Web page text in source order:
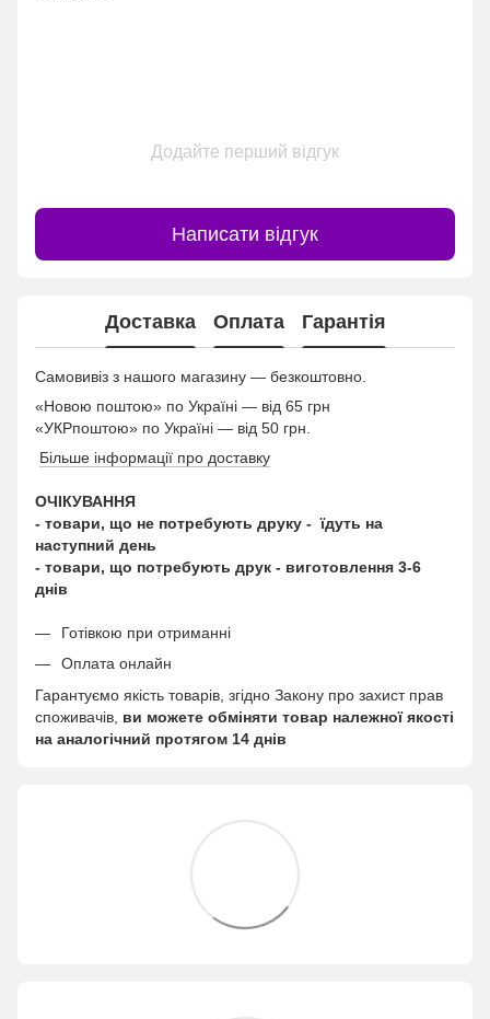
Додайте перший відгук
Написати відгук
Доставка Оплата Гарантія
Самовивіз з нашого магазину — безкоштовно.
«Новою поштою» по Україні — від 65 грн
«УКРпоштою» по Україні — від 50 грн.
Більше інформації про доставку
ОЧІКУВАННЯ
- товари, що не потребують друку - їдуть на
наступний день
- товари, що потребують друк - виготовлення 3-6
днів
Готівкою при отриманні
Оплата онлайн
Гарантуємо якість товарів, згідно Закону про захист прав
споживачів, ви можете обміняти товар належної якості
на аналогічний протягом 14 днів